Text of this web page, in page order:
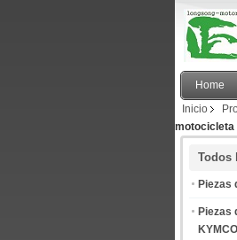
Home
Inicio
motocicleta
Todos
Piezas
Piezas
KYMCO